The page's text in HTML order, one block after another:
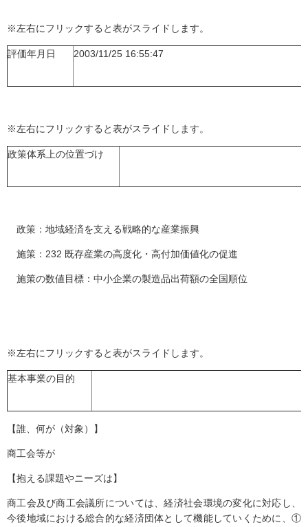
※左右にフリックすると表がスライドします。
評価年月日 2003/11/25 16:55:47
※左右にフリックすると表がスライドします。
政策体系上の位置づけ
政策：地域経済を支える戦略的な産業振興
施策：232 既存産業の高度化・高付加価値化の促進
施策の数値目標：中小企業の製造品出荷額の全国順位
※左右にフリックすると表がスライドします。
基本事業の目的
【誰、何が（対象）】
商工会等が
【抱える課題やニーズは】
商工会及び商工会議所については、経済社会環境の変化に対応し、
今後地域における総合的な経済団体として機能していくために、①